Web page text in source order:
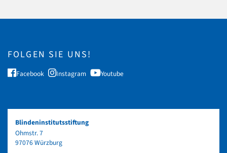
FOLGEN SIE UNS!
Facebook Instagram Youtube
Blindeninstitutsstiftung
Ohmstr. 7
97076 Würzburg